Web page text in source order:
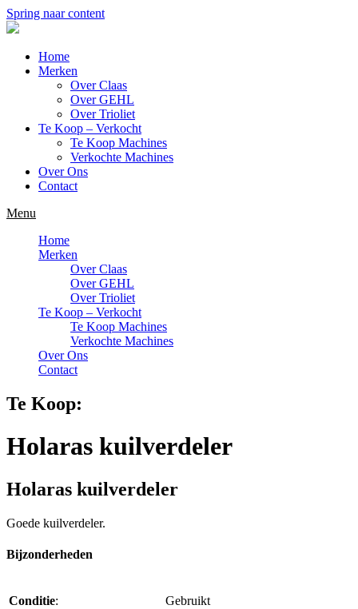
Spring naar content
Home
Merken
Over Claas
Over GEHL
Over Trioliet
Te Koop – Verkocht
Te Koop Machines
Verkochte Machines
Over Ons
Contact
Menu
Home
Merken
Over Claas
Over GEHL
Over Trioliet
Te Koop – Verkocht
Te Koop Machines
Verkochte Machines
Over Ons
Contact
Te Koop:
Holaras kuilverdeler
Holaras kuilverdeler
Goede kuilverdeler.
Bijzonderheden
Conditie: Gebruikt